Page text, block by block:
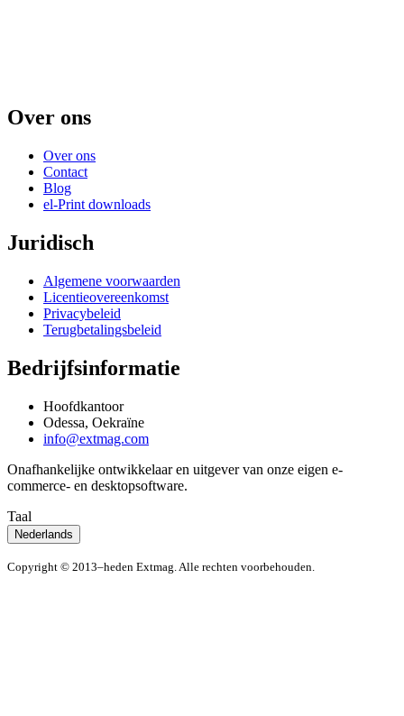
Over ons
Over ons
Contact
Blog
el-Print downloads
Juridisch
Algemene voorwaarden
Licentieovereenkomst
Privacybeleid
Terugbetalingsbeleid
Bedrijfsinformatie
Hoofdkantoor
Odessa, Oekraïne
info@extmag.com
Onafhankelijke ontwikkelaar en uitgever van onze eigen e-
commerce- en desktopsoftware.
Taal
Nederlands
Copyright © 2013–heden Extmag. Alle rechten voorbehouden.